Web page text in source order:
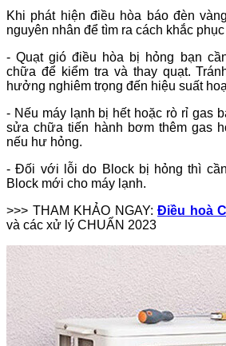
Khi phát hiện điều hòa báo đèn
nguyên nhân để tìm ra cách khắc
- Quạt gió điều hòa bị hỏng bạn
chữa để kiểm tra và thay quạt.
hưởng nghiêm trọng đến hiệu suất
- Nếu máy lạnh bị hết hoặc rò rỉ gas
sửa chữa tiến hành bơm thêm gas
nếu hư hỏng.
- Đối với lỗi do Block bị hỏng thì
Block mới cho máy lạnh.
>>> THAM KHẢO NGAY: Điều hoà
và các xử lý CHUẨN 2023